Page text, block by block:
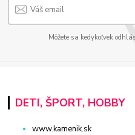
Môžete sa kedykoľvek
DETI, ŠPORT, HOBBY
www.kamenik.sk